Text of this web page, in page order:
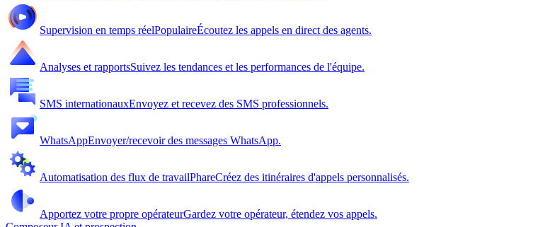
Supervision en temps réelPopulaireÉcoutez les appels en direct des agents.
Analyses et rapportsSuivez les tendances et les performances de l'équipe.
SMS internationauxEnvoyez et recevez des SMS professionnels.
WhatsAppEnvoyer/recevoir des messages WhatsApp.
Automatisation des flux de travailPhareCréez des itinéraires d'appels personnalisés.
Apportez votre propre opérateurGardez votre opérateur, étendez vos appels.